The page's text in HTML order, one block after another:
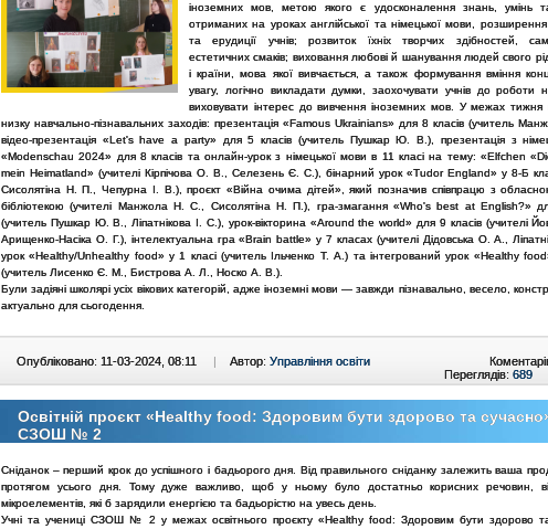
іноземних мов, метою якого є удосконалення знань, умінь
отриманих на уроках англійської та німецької мови, розширення
та ерудиції учнів; розвиток їхніх творчих здібностей,
естетичних смаків; виховання любові й шанування людей свого
і країни, мова якої вивчається, а також формування вміння
увагу, логічно викладати думки, заохочувати учнів до роботи
виховувати інтерес до вивчення іноземних мов. У межах тижня
низку навчально-пізнавальних заходів: презентація «Famous Ukrainians» для 8 класів (учитель
відео-презентація «Let's have a party» для 5 класів (учитель Пушкар Ю. В.), презентація з
«Modenschau 2024» для 8 класів та онлайн-урок з німецької мови в 11 класі на тему: «Elfchen
mein Heimatland» (учителі Кірпічова О. В., Селезень Є. С.), бінарний урок «Tudor England» у 8-Б
Сисолятіна Н. П., Чепурна І. В.), проєкт «Війна очима дітей», який позначив співпрацю з
бібліотекою (учителі Манжола Н. С., Сисолятіна Н. П.), гра-змагання «Who's best at English?»
(учитель Пушкар Ю. В., Ліпатнікова І. С.), урок-вікторина «Around the world» для 9 класів (учителі
Арищенко-Насіка О. Г.), інтелектуальна гра «Brain battle» у 7 класах (учителі Дідовська О. А.,
урок «Healthy/Unhealthy food» у 1 класі (учитель Ільченко Т. А.) та інтегрований урок «Healthy
(учитель Лисенко Є. М., Бистрова А. Л., Носко А. В.).
Були задіяні школярі усіх вікових категорій, адже іноземні мови — завжди пізнавально, весело,
актуально для сьогодення.
Опубліковано: 11-03-2024, 08:11 | Автор: Управління освіти
Переглядів: 689
Освітній проєкт «Healthy food: Здоровим бути здорово та
СЗОШ № 2
Сніданок – перший крок до успішного і бадьорого дня. Від правильного сніданку залежить ваша
протягом усього дня. Тому дуже важливо, щоб у ньому було достатньо корисних речовин,
мікроелементів, які б зарядили енергією та бадьорістю на увесь день.
Учні та учениці СЗОШ № 2 у межах освітнього проєкту «Healthy food: Здоровим бути здорово